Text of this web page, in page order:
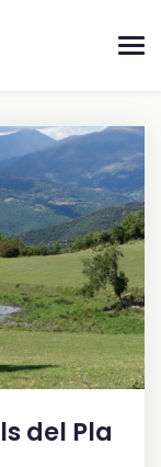
del Pla